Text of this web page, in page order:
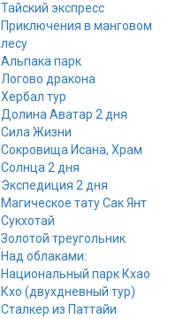
Тайский экспресс
Приключения в манговом
лесу
Альпака парк
Логово дракона
Хербал тур
Долина Аватар 2 дня
Сила Жизни
Сокровища Исана, Храм
Солнца 2 дня
Экспедиция 2 дня
Магическое тату Cак Янт
Сукхотай
Золотой треугольник
Над облаками:
Национальный парк Кхао
Кхо (двухдневный тур)
Сталкер из Паттайи